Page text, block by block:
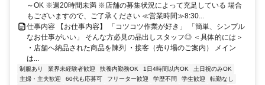
～OK ※週20時間未満 ※店舗の募集状況によって充足している 場合
もございますので、ご了承ください ≪営業時間≫8:30...
仕事内容 【お仕事内容】 「コツコツ作業が好き」 「簡単、シンプル
なお仕事がいい」 そんな方必見の品出しスタッフ◎ ＜具体的には＞
・店舗へ納品された商品を陳列 ・接客（売り場のご案内） メイン
は...
制服あり 業界未経験者歓迎 扶養内勤務OK 1日4時間以内OK
土日祝のみOK
主婦・主夫歓迎
60代も応募可 フリーター歓迎 学歴不問 学生歓迎
転勤なし